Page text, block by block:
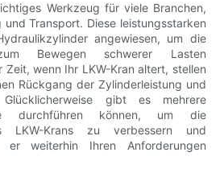
Werkzeug für viele Branchen,
Transport. Diese leistungsstarken
angewiesen, um die
Bewegen schwerer Lasten
wenn Ihr LKW-Kran altert, stellen
Rückgang der Zylinderleistung und
gibt es mehrere
durchführen können, um die
LKW-Krans zu verbessern und
er weiterhin Ihren Anforderungen